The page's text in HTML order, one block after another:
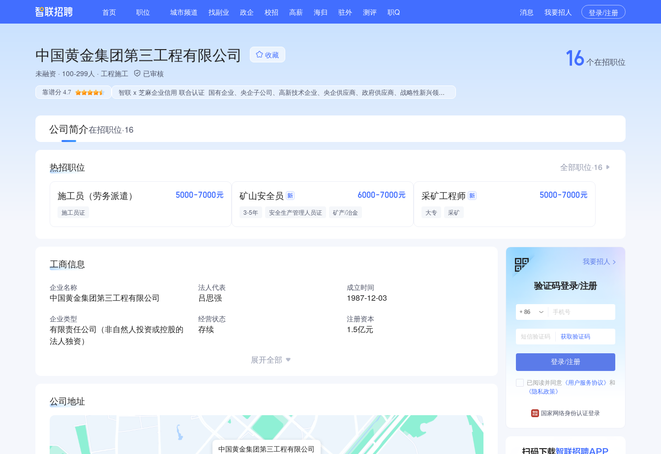
首页 职位 城市频道 找副业 政企 校招 高薪 海归 驻外 测评 职Q 消息 我要招人 登录/注册
中国黄金集团第三工程有限公司
收藏
未融资 · 100-299人 · 工程施工 已审核
靠谱分 4.7 智联 x 芝麻企业信用 联合认证 国有企业、央企子公司、高新技术企业、央企供应商、政府供应商、战略性新兴领域创新能力、薪资水平全省同行前50%、知名品牌供应商、拥有节能环保技术、专利授权量同领域前10%、技术布局行业领先、拥有绿色低碳技术、经营年限全国同行前5%、集团成员、权威管理体系认证、大学生就业贡献、拥有专利、2025年公开项目中标、拥有绿色资质、拥有工艺创新能力、拥有著作权、软件研发量位于同行前10%
16个在招职位
公司简介在招职位·16
热招职位 全部职位·16
施工员（劳务派遣） 5000-7000元
施工员证
矿山安全员 6000-7000元
3-5年 安全生产管理人员证 矿产/冶金
采矿工程师 5000-7000元
大专 采矿
工商信息
企业名称
中国黄金集团第三工程有限公司
法人代表
吕思强
成立时间
1987-12-03
企业类型
有限责任公司（非自然人投资或控股的
法人独资）
经营状态
存续
注册资本
1.5亿元
展开全部
公司地址
中国黄金集团第三工程有限公司
验证码登录/注册
+ 86
获取验证码
登录/注册
已阅读并同意 《用户服务协议》 和
《隐私政策》
国家网络身份认证登录
我要招人 >